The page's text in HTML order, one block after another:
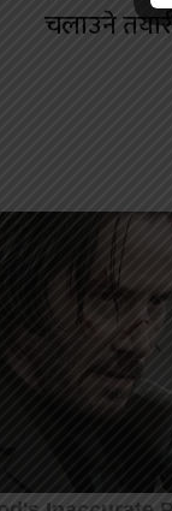
चलाउने